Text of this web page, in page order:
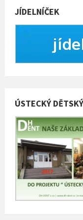
JÍDELNÍČEK
ÚSTECKÝ